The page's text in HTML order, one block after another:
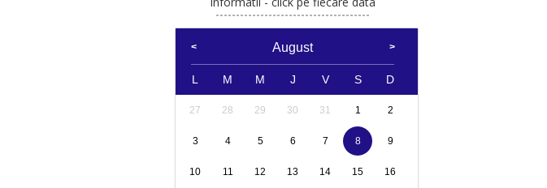
August
L M M J V S D
27 28 29 30 31 1 2
3 4 5 6 7 8 9
10 11 12 13 14 15 16